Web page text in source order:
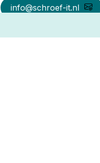
info@schroef-it.nl